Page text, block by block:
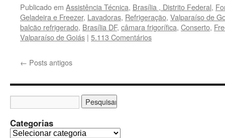
Publicado em Assistência Técnica, Brasília , Distrito Federal,
Geladeira e Freezer, Lavadoras, Refrigeração, Valparaíso de
balcão refrigerado, Brasília DF, câmara frigorífica, Conserto,
Valparaíso de Goiás | 5.113 Comentários
← Posts antigos
Categorias
C